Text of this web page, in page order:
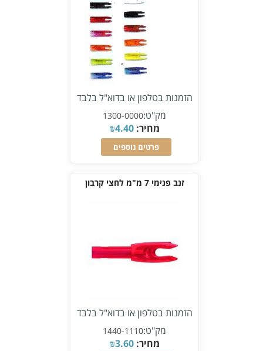
הזמנות בטלפון או בדוא"ל בלבד
מק"ט:1300-0000
מחיר: ₪4.40
פרטים נוספים
זנב פנימי 7 מ"מ לחצי קרבון
הזמנות בטלפון או בדוא"ל בלבד
מק"ט:1440-1110
מחיר: ₪3.60